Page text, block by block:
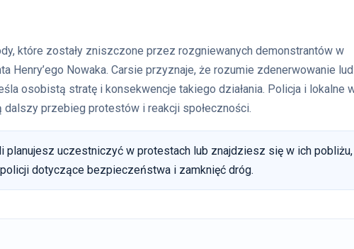
które zostały zniszczone przez rozgniewanych demonstrantów w
Henry’ego Nowaka. Carsie przyznaje, że rozumie zdenerwowanie
osobistą stratę i konsekwencje takiego działania. Policja i lokalne
przebieg protestów i reakcji społeczności.
planujesz uczestniczyć w protestach lub znajdziesz się w ich pobliżu,
dotyczące bezpieczeństwa i zamknięć dróg.